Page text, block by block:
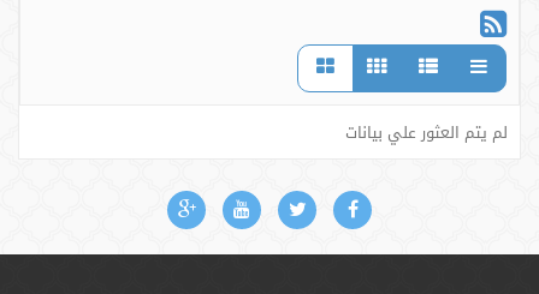
لم يتم العثور علي بيانات